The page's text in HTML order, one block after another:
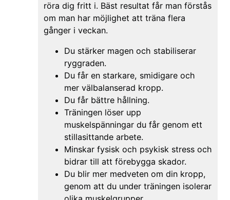
röra dig fritt i. Bäst resultat får man förstås
om man har möjlighet att träna flera
gånger i veckan.
Du stärker magen och stabiliserar
ryggraden.
Du får en starkare, smidigare och
mer välbalanserad kropp.
Du får bättre hållning.
Träningen löser upp
muskelspänningar du får genom ett
stillasittande arbete.
Minskar fysisk och psykisk stress och
bidrar till att förebygga skador.
Du blir mer medveten om din kropp,
genom att du under träningen isolerar